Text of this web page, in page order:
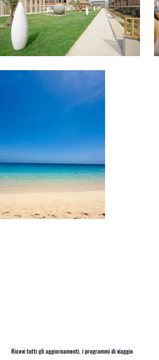
Ricevi tutti gli aggiornamenti, i programmi di viaggio